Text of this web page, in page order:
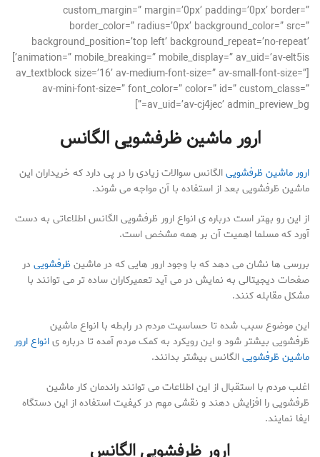
custom_margin=” margin=’0px’ padding=’0px’ border=”
border_color=” radius=’0px’ background_color=” src=”
background_position=’top left’ background_repeat=’no-repeat’
animation=” mobile_breaking=” mobile_display=” av_uid=’av-elt5is’]
[av_textblock size=’16’ av-medium-font-size=” av-small-font-size=”
av-mini-font-size=” font_color=” color=” id=” custom_class=”
av_uid=’av-cj4jec’ admin_preview_bg=”]
ارور ماشین ظرفشویی الگانس
ارور ماشین ظرفشوییالگانس سوالات زیادی را در پی دارد که خریداران این
ماشین ظرفشویی بعد از استفاده با آن مواجه می شوند.
از این رو بهتر است درباره ی انواع ارور ظرفشویی الگانس اطلاعاتی به دست
آورد که مسلما اهمیت آن بر همه مشخص است.
بررسی ها نشان می دهد که با وجود ارور هایی که در ماشینظرفشویی در
صفحات دیجیتالی به نمایش در می آید تعمیرکاران ساده تر می توانند با
مشکل مقابله کنند.
این موضوع سبب شده تا حساسیت مردم در رابطه با انواع ماشین
ظرفشویی بیشتر شود و این رویکرد به کمک مردم آمده تا درباره یانواع ارور
ماشین ظرفشوییالگانس بیشتر بدانند.
اغلب مردم با استقبال از این اطلاعات می توانند راندمان کار ماشین
ظرفشویی را افزایش دهند و نقشی مهم در کیفیت استفاده از این دستگاه
ایفا نمایند.
ارور ظرفشویی الگانس